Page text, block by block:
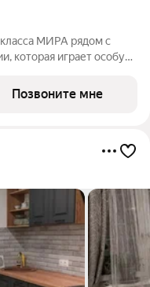
МИРА рядом с
которая играет особую
в корпусе 3, на 3
Позвоните мне